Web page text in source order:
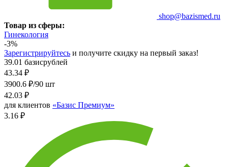
shop@bazismed.ru
Товар из сферы:
Гинекология
-3%
Зарегистрируйтесь и получите скидку на первый заказ!
39.01 базисрублей
43.34 ₽
3900.6 ₽/90 шт
42.03 ₽
для клиентов «Базис Премиум»
3.16 ₽